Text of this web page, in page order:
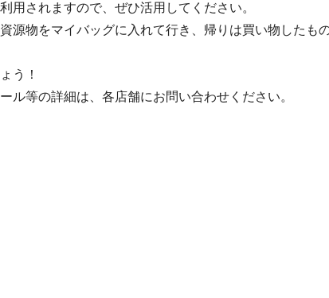
されますので、ぜひ活用してください。
源物をマイバッグに入れて行き、帰りは買い物したも
う！
等の詳細は、各店舗にお問い合わせください。